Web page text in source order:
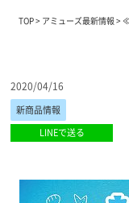
TOP> アミューズ最新情報>
2020/04/16
新商品情報
LINEで送る